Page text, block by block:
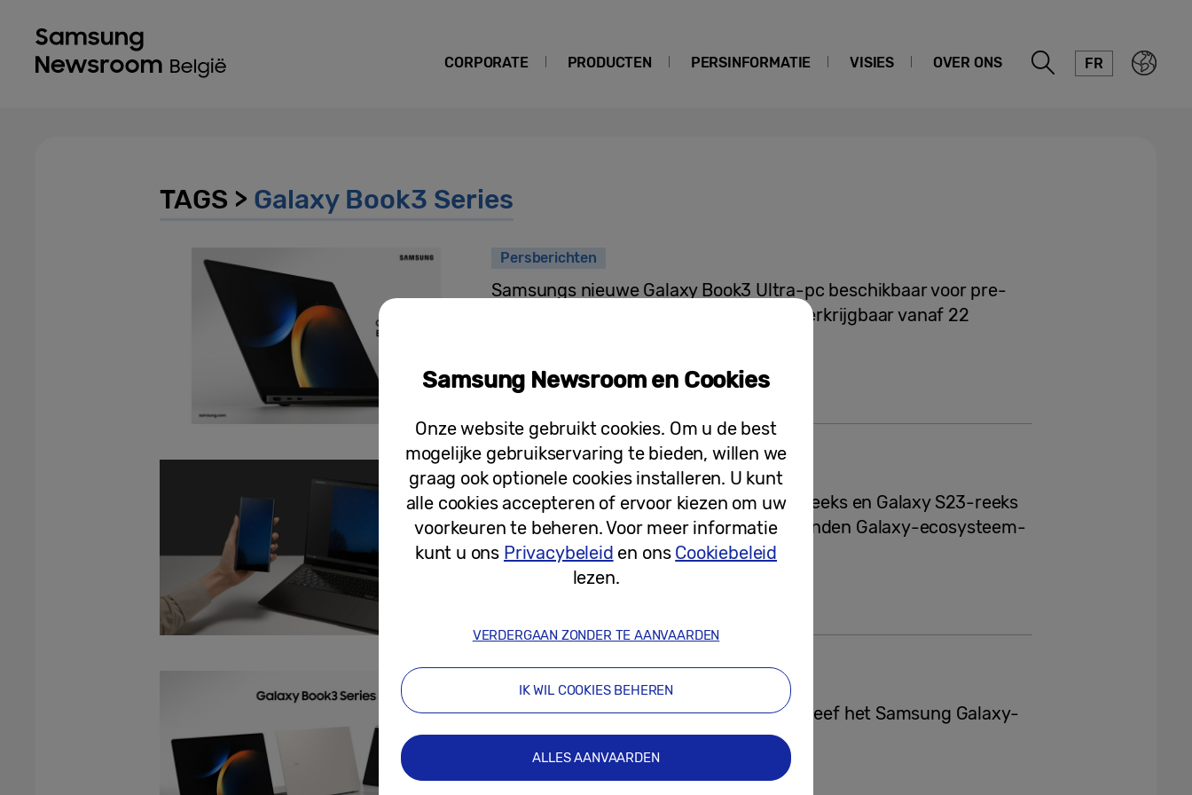
CORPORATE PRODUCTEN PERSINFORMATIE VISIES OVER ONS FR
TAGS > Galaxy Book3 Series
Persberichten
Samsungs nieuwe Galaxy Book3 Ultra-pc beschikbaar voor pre-
order vanaf 14 februari en wereldwijd verkrijgbaar vanaf 22
Persberichten
[Infographic] De nieuwe Galaxy Book3-reeks en Galaxy S23-reeks
bieden samen de meest naadloos verbonden Galaxy-ecosysteem-
ervaring tot nu toe
Persberichten
De gloednieuwe Galaxy Book3-serie: beleef het Samsung Galaxy-
ecosysteem als nooit tevoren
Samsung Newsroom en Cookies
Onze website gebruikt cookies. Om u de best
mogelijke gebruikservaring te bieden, willen we
graag ook optionele cookies installeren. U kunt
alle cookies accepteren of ervoor kiezen om uw
voorkeuren te beheren. Voor meer informatie
kunt u ons Privacybeleid en ons Cookiebeleid
lezen.
VERDERGAAN ZONDER TE AANVAARDEN
IK WIL COOKIES BEHEREN
ALLES AANVAARDEN